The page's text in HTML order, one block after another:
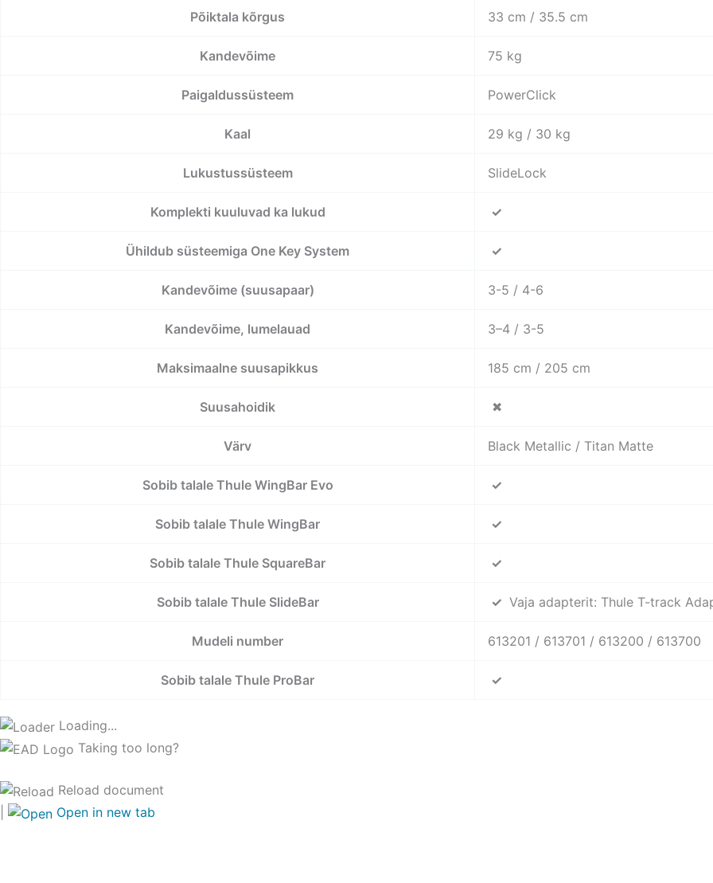
Põiktala kõrgus 33 cm / 35.5 cm
Kandevõime 75 kg
Paigaldussüsteem PowerClick
Kaal 29 kg / 30 kg
Lukustussüsteem SlideLock
Komplekti kuuluvad ka lukud ✓
Ühildub süsteemiga One Key System ✓
Kandevõime (suusapaar) 3-5 / 4-6
Kandevõime, lumelauad 3–4 / 3-5
Maksimaalne suusapikkus 185 cm / 205 cm
Suusahoidik ✖
Värv Black Metallic / Titan Matte
Sobib talale Thule WingBar Evo ✓
Sobib talale Thule WingBar ✓
Sobib talale Thule SquareBar ✓
Sobib talale Thule SlideBar ✓ Vaja adapterit: Thule T-track
Mudeli number 613201 / 613701 / 613200 / 613700
Sobib talale Thule ProBar ✓
Loading...
Taking too long?
Reload document
Open in new tab